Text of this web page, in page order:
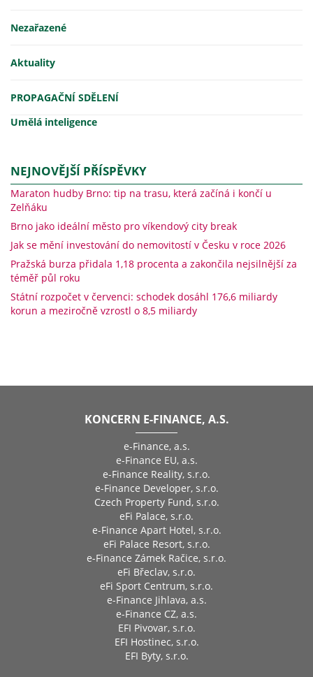
Nezařazené
Aktuality
PROPAGAČNÍ SDĚLENÍ
Umělá inteligence
NEJNOVĚJŠÍ PŘÍSPĚVKY
Maraton hudby Brno: tip na trasu, která začíná i končí u
Zelňáku
Brno jako ideální město pro víkendový city break
Jak se mění investování do nemovitostí v Česku v roce 2026
Pražská burza přidala 1,18 procenta a zakončila nejsilnější za
téměř půl roku
Státní rozpočet v červenci: schodek dosáhl 176,6 miliardy
korun a meziročně vzrostl o 8,5 miliardy
KONCERN E-FINANCE, A.S.
e-Finance, a.s.
e-Finance EU, a.s.
e-Finance Reality, s.r.o.
e-Finance Developer, s.r.o.
Czech Property Fund, s.r.o.
eFi Palace, s.r.o.
e-Finance Apart Hotel, s.r.o.
eFi Palace Resort, s.r.o.
e-Finance Zámek Račice, s.r.o.
eFi Břeclav, s.r.o.
eFi Sport Centrum, s.r.o.
e-Finance Jihlava, a.s.
e-Finance CZ, a.s.
EFI Pivovar, s.r.o.
EFI Hostinec, s.r.o.
EFI Byty, s.r.o.